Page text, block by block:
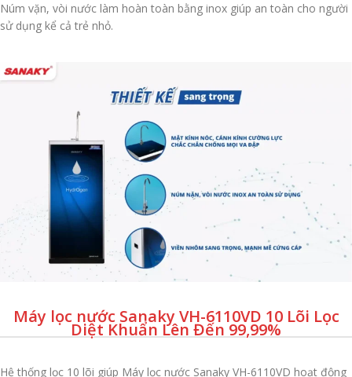
Núm vặn, vòi nước làm hoàn toàn bằng inox giúp an toàn cho người
sử dụng kể cả trẻ nhỏ.
Máy lọc nước Sanaky VH-6110VD 10 Lõi Lọc
Diệt Khuẩn Lên Đến 99,99%
Hệ thống lọc 10 lõi giúp Máy lọc nước Sanaky VH-6110VD hoạt động